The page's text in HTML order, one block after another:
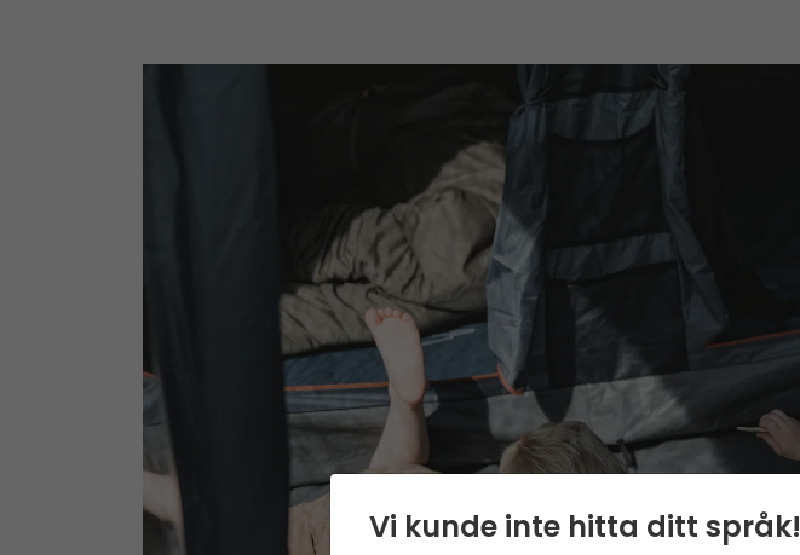
Vi kunde inte hitta ditt språk!